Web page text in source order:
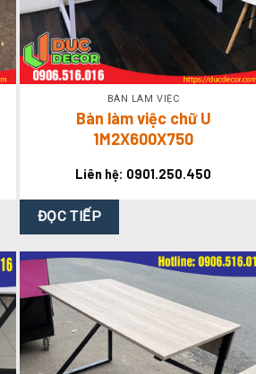
BÀN LÀM VIỆC
Bàn làm việc chữ U
1M2X600X750
Liên hệ: 0901.250.450
ĐỌC TIẾP